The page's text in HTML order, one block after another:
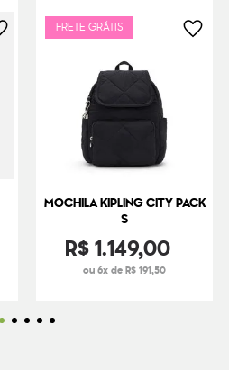
FRETE GRÁTIS
MOCHILA KIPLING CITY PACK
S
R$1.149,00
ou 6x de R$ 191,50